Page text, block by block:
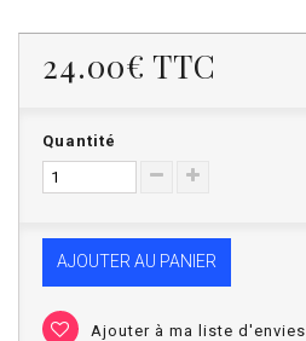
24.00€ TTC
Quantité
AJOUTER AU PANIER
Ajouter à ma liste d'envies